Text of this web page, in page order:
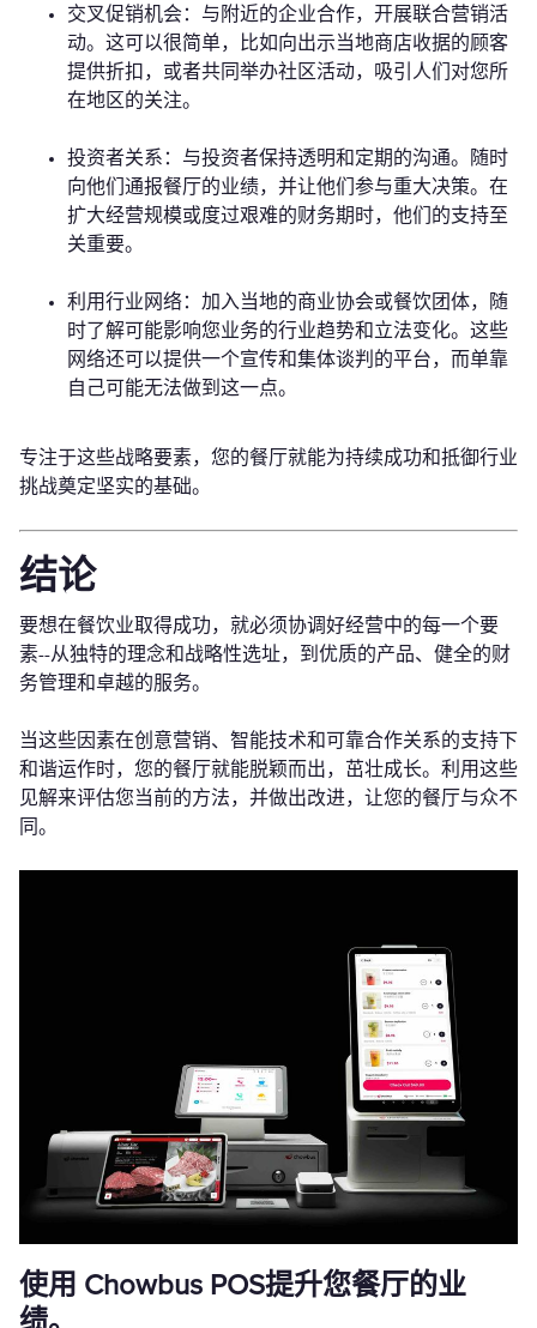
交叉促销机会：与附近的企业合作，开展联合营销活
动。这可以很简单，比如向出示当地商店收据的顾客
提供折扣，或者共同举办社区活动，吸引人们对您所
在地区的关注。
投资者关系：与投资者保持透明和定期的沟通。随时
向他们通报餐厅的业绩，并让他们参与重大决策。在
扩大经营规模或度过艰难的财务期时，他们的支持至
关重要。
利用行业网络：加入当地的商业协会或餐饮团体，随
时了解可能影响您业务的行业趋势和立法变化。这些
网络还可以提供一个宣传和集体谈判的平台，而单靠
自己可能无法做到这一点。
专注于这些战略要素，您的餐厅就能为持续成功和抵御行业
挑战奠定坚实的基础。
结论
要想在餐饮业取得成功，就必须协调好经营中的每一个要
素--从独特的理念和战略性选址，到优质的产品、健全的财
务管理和卓越的服务。
当这些因素在创意营销、智能技术和可靠合作关系的支持下
和谐运作时，您的餐厅就能脱颖而出，茁壮成长。利用这些
见解来评估您当前的方法，并做出改进，让您的餐厅与众不
同。
使用 Chowbus POS提升您餐厅的业